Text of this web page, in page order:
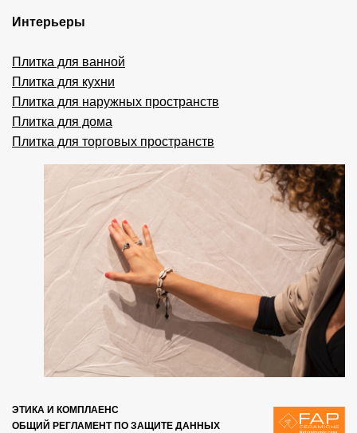
Интерьеры
Плитка для ванной
Плитка для кухни
Плитка для наружных пространств
Плитка для дома
Плитка для торговых пространств
ЭТИКА И КОМПЛАЕНС
ОБЩИЙ РЕГЛАМЕНТ ПО ЗАЩИТЕ ДАННЫХ